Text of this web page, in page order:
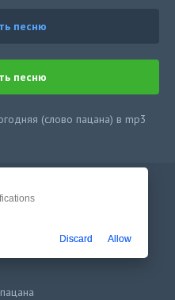
песню
песню
(слово пацана) в mp3
Discard Allow